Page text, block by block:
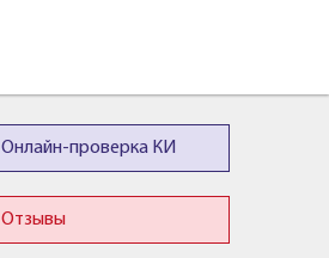
Онлайн-проверка КИ
Отзывы